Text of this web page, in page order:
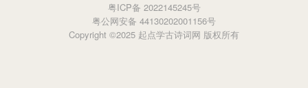
粤ICP备 2022145245号
粤公网安备 44130202001156号
Copyright ©2025 起点学古诗词网 版权所有